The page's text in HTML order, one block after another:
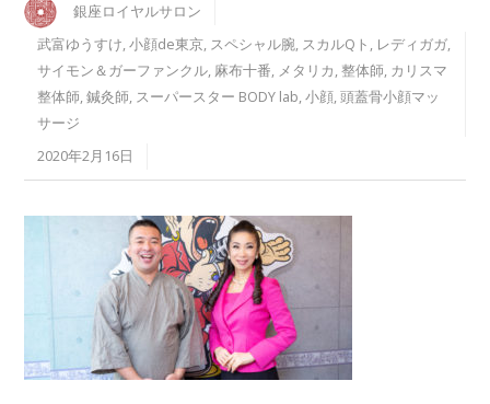
銀座ロイヤルサロン
武富ゆうすけ,小顔de東京, スペシャル腕, スカルQト , レディガガ,
サイモン＆ガーファンクル, 麻布十番, メタリカ,整体師, カリスマ
整体師,鍼灸師, スーパースター BODY lab,小顔,頭蓋骨小顔マッ
サージ
2020年2月16日